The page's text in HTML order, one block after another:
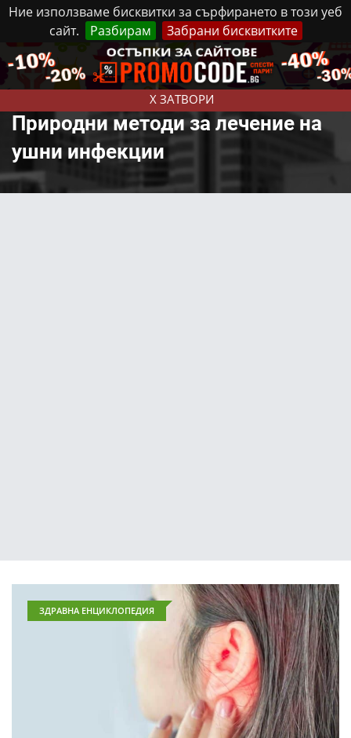
Ние използваме бисквитки за сърфирането в този уеб
сайт.
Разбирам Забрани бисквитките
X ЗАТВОРИ
Неделя, 9 Август, 2026 Реклама Контакти
Природни методи за лечение на
ушни инфекции
ЗДРАВНА ЕНЦИКЛОПЕДИЯ